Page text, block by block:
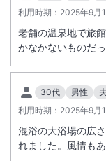
利用時期： 2025年9月
老舗の温泉地で旅
かなかないものだ
30代 男性
利用時期： 2025年9月
混浴の大浴場の広
れました。風情もあ